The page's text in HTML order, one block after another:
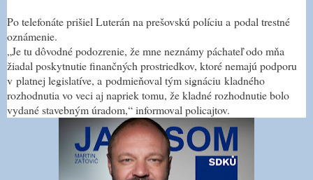
Po telefonáte prišiel Luterán na prešovskú políciu a podal trestné
oznámenie.
„Je tu dôvodné podozrenie, že mne neznámy páchateľ odo mňa
žiadal poskytnutie finančných prostriedkov, ktoré nemajú podporu
v platnej legislatíve, a podmieňoval tým signáciu kladného
rozhodnutia vo veci aj napriek tomu, že kladné rozhodnutie bolo
vydané stavebným úradom,“ informoval policajtov.